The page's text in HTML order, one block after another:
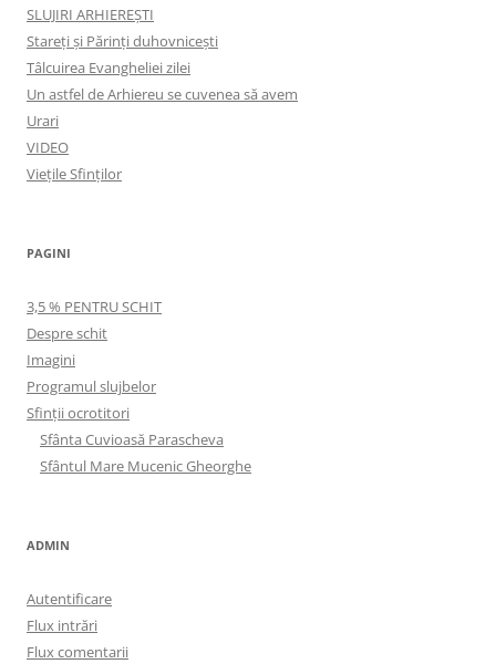
SLUJIRI ARHIEREȘTI
Stareți și Părinți duhovnicești
Tâlcuirea Evangheliei zilei
Un astfel de Arhiereu se cuvenea să avem
Urari
VIDEO
Viețile Sfinților
PAGINI
3,5 % PENTRU SCHIT
Despre schit
Imagini
Programul slujbelor
Sfinţii ocrotitori
Sfânta Cuvioasă Parascheva
Sfântul Mare Mucenic Gheorghe
ADMIN
Autentificare
Flux intrări
Flux comentarii